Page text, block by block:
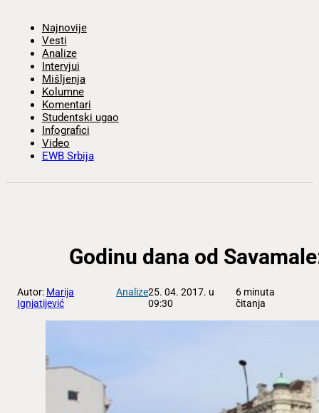
Najnovije
Vesti
Analize
Intervjui
Mišljenja
Kolumne
Komentari
Studentski ugao
Infografici
Video
EWB Srbija
Godinu dana od
Autor: Marija
Ignjatijević
Analize25. 04. 2017. u
09:30
6 minuta
čitanja